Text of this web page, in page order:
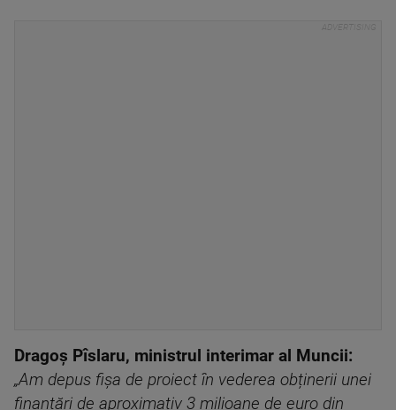
Dragoș Pîslaru, ministrul interimar al Muncii:
„Am depus fișa de proiect în vederea obținerii unei
finanțări de aproximativ 3 milioane de euro din